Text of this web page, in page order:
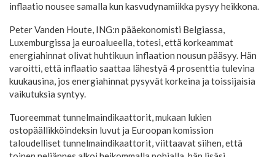
inflaatio nousee samalla kun kasvudynamiikka pysyy heikkona.
Peter Vanden Houte, ING:n pääekonomisti Belgiassa,
Luxemburgissa ja euroalueella, totesi, että korkeammat
energiahinnat olivat huhtikuun inflaation nousun pääsyy. Hän
varoitti, että inflaatio saattaa lähestyä 4 prosenttia tulevina
kuukausina, jos energiahinnat pysyvät korkeina ja toissijaisia
vaikutuksia syntyy.
Tuoreemmat tunnelmaindikaattorit, mukaan lukien
ostopäällikköindeksin luvut ja Euroopan komission
taloudelliset tunnelmaindikaattorit, viittaavat siihen, että